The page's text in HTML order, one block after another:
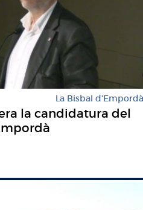
La Bisbal d'Empordà
la candidatura del